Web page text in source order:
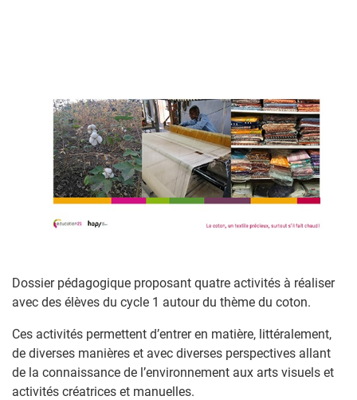
Dossier pédagogique proposant quatre activités à réaliser
avec des élèves du cycle 1 autour du thème du coton.
Ces activités permettent d’entrer en matière, littéralement,
de diverses manières et avec diverses perspectives allant
de la connaissance de l’environnement aux arts visuels et
activités créatrices et manuelles.